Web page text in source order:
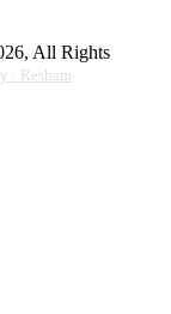
All Rights
: Resham